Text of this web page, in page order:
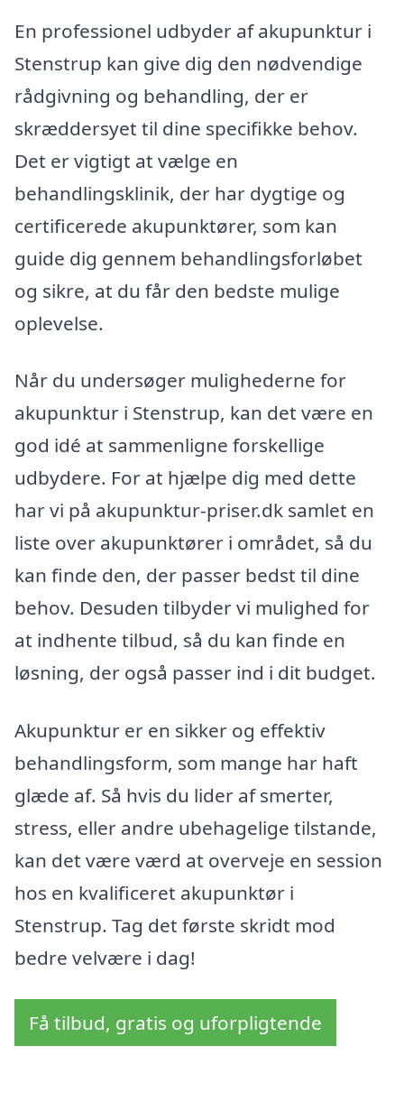
En professionel udbyder af akupunktur i
Stenstrup kan give dig den nødvendige
rådgivning og behandling, der er
skræddersyet til dine specifikke behov.
Det er vigtigt at vælge en
behandlingsklinik, der har dygtige og
certificerede akupunktører, som kan
guide dig gennem behandlingsforløbet
og sikre, at du får den bedste mulige
oplevelse.
Når du undersøger mulighederne for
akupunktur i Stenstrup, kan det være en
god idé at sammenligne forskellige
udbydere. For at hjælpe dig med dette
har vi på akupunktur-priser.dk samlet en
liste over akupunktører i området, så du
kan finde den, der passer bedst til dine
behov. Desuden tilbyder vi mulighed for
at indhente tilbud, så du kan finde en
løsning, der også passer ind i dit budget.
Akupunktur er en sikker og effektiv
behandlingsform, som mange har haft
glæde af. Så hvis du lider af smerter,
stress, eller andre ubehagelige tilstande,
kan det være værd at overveje en session
hos en kvalificeret akupunktør i
Stenstrup. Tag det første skridt mod
bedre velvære i dag!
Få tilbud, gratis og uforpligtende